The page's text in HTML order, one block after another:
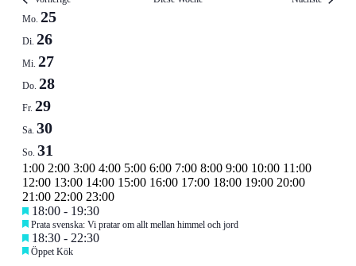
Woche
von
Veranstaltungen
Mo. 25
Di. 26
Mi. 27
Do. 28
Fr. 29
Sa. 30
So. 31
0:00
1:00 2:00 3:00 4:00 5:00 6:00 7:00 8:00 9:00 10:00 11:00
12:00 13:00 14:00 15:00 16:00 17:00 18:00 19:00 20:00
21:00 22:00 23:000:00
Montag,
Mai
25,
Keine
Veranstaltungen
an
diesem
Dienstag,
Mai
26,
Empfohlen
May
26,
2026
18:00 - 19:30
Empfohlen
Prata svenska: Vi pratar om allt mellan himmel och jord
Mittwoch,
Mai
Keine
Veranstaltungen
Donnerstag,
Mai
Keine
Veranstaltungen
Freitag,
Mai
Empfohlen
May
29,
18:30 - 22:30
Empfohlen
Öppet Kök